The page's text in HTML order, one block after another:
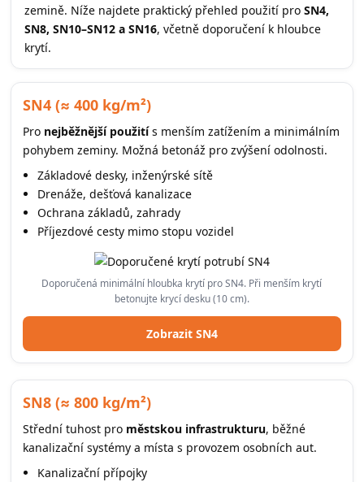
zemině. Níže najdete praktický přehled použití proSN4,
SN8, SN10–SN12 a SN16, včetně doporučení k hloubce
krytí.
SN4 (≈ 400 kg/m²)
Pro nejběžnější použitís menším zatížením a minimálním
pohybem zeminy. Možná betonáž pro zvýšení odolnosti.
Základové desky, inženýrské sítě
Drenáže, dešťová kanalizace
Ochrana základů, zahrady
Příjezdové cesty mimo stopu vozidel
Doporučená minimální hloubka krytí pro SN4. Při menším krytí
betonujte krycí desku (10 cm).
Zobrazit SN4
SN8 (≈ 800 kg/m²)
Střední tuhost pro městskou infrastrukturu, běžné
kanalizační systémy a místa s provozem osobních aut.
Kanalizační přípojky